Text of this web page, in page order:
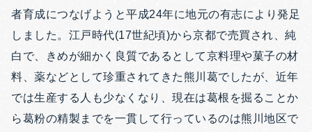
者育成につなげようと平成24年に地元の有志により発足
しました。江戸時代(17世紀頃)から京都で売買され、純
白で、きめが細かく良質であるとして京料理や菓子の材
料、薬などとして珍重されてきた熊川葛でしたが、近年
では生産する人も少なくなり、現在は葛根を掘ることか
ら葛粉の精製までを一貫して行っているのは熊川地区で